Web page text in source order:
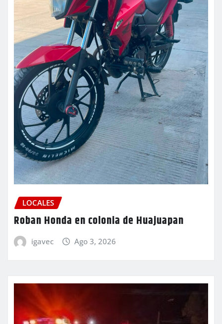
LOCALES
Roban Honda en colonia de Huajuapan
igavec Ago 3, 2026